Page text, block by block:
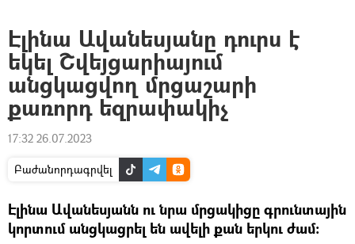
Էլինա Ավանեսյանը դուրս է
եկել Շվեյցարիայում
անցկացվող մրցաշարի
քառորդ եզրափակիչ
17:32 26.07.2023
Բաժանորդագրվել
Էլինա Ավանեսյանն ու նրա մրցակիցը գրունտային
կորտում անցկացրել են ավելի քան երկու ժամ։